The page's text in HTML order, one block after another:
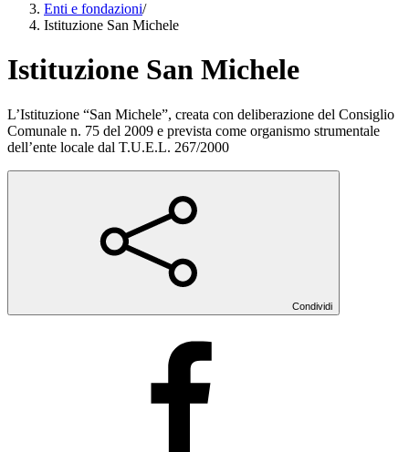
Enti e fondazioni/
Istituzione San Michele
Istituzione San Michele
L’Istituzione “San Michele”, creata con deliberazione del Consiglio
Comunale n. 75 del 2009 e prevista come organismo strumentale
dell’ente locale dal T.U.E.L. 267/2000
Condividi